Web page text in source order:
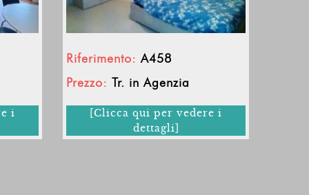
i
Riferimento: A458
Prezzo: Tr. in Agenzia
[Clicca qui per vedere i
dettagli]